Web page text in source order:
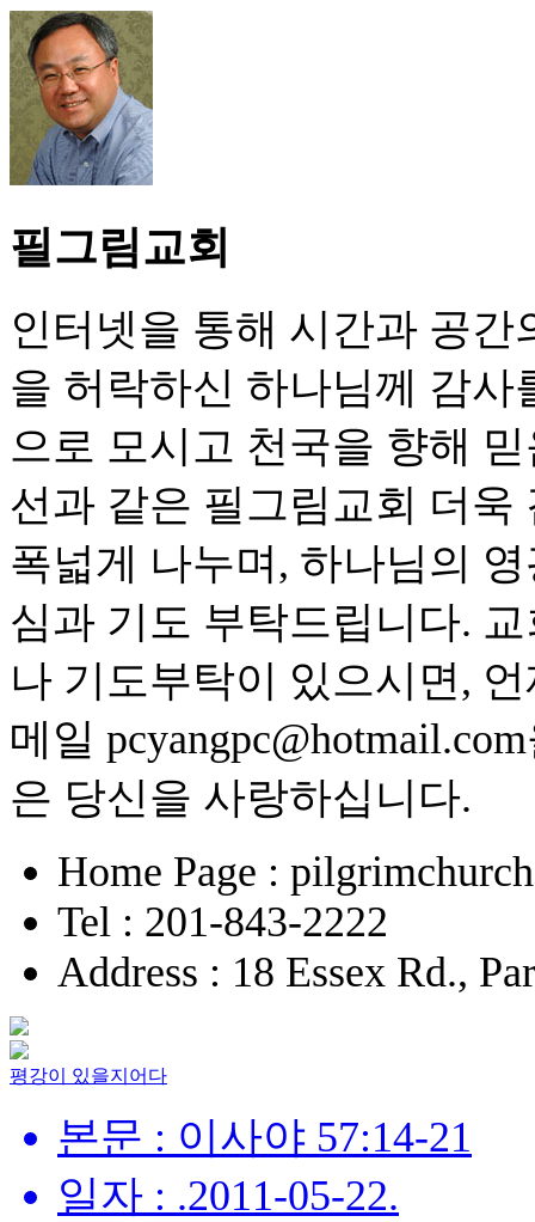
필그림교회
인터넷을 통해 시간과 공
을 허락하신 하나님께 감
으로 모시고 천국을 향해
선과 같은 필그림교회 더
폭넓게 나누며, 하나님의
심과 기도 부탁드립니다.
나 기도부탁이 있으시면,
메일
은 당신을 사랑하십니다.
Home Page :
Tel : 201-843-2222
Address : 18 Essex Rd.,
평강이 있을지어다
본문 : 이사야 57:14-21
일자 : .2011-05-22.